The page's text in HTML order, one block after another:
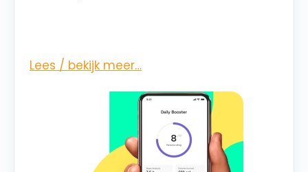
Lees / bekijk meer…